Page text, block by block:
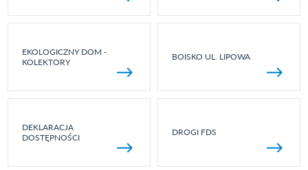
EKOLOGICZNY DOM -
KOLEKTORY
BOISKO UL. LIPOWA
DEKLARACJA
DOSTĘPNOŚCI
DROGI FDS